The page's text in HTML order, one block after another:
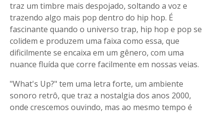
traz um timbre mais despojado, soltando a voz e
trazendo algo mais pop dentro do hip hop. É
fascinante quando o universo trap, hip hop e pop se
colidem e produzem uma faixa como essa, que
dificilmente se encaixa em um gênero, com uma
nuance fluída que corre facilmente em nossas veias.
"What's Up?" tem uma letra forte, um ambiente
sonoro retrô, que traz a nostalgia dos anos 2000,
onde crescemos ouvindo, mas ao mesmo tempo é